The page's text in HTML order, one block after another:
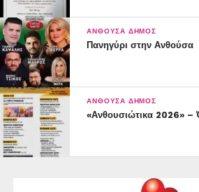
ΑΝΘΟΎΣΑ ΔΉΜΟΣ
Πανηγύρι στην Ανθούσα
ΑΝΘΟΎΣΑ ΔΉΜΟΣ
«Ανθουσιώτικα 2026»